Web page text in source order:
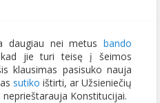
daugiau nei metus bando
jie turi teisę į šeimos
klausimas pasisuko nauja
sutiko ištirti, ar Užsieniečių
Konstitucijai.